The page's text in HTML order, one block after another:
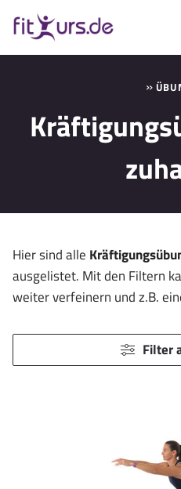
Inhalt
springen
»
Hier sind alle
ausgelistet. Mit den Filtern
weiter verfeinern und z.B.
Filter